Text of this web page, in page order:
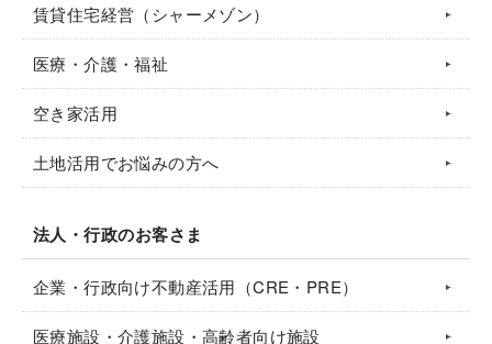
賃貸住宅経営（シャーメゾン）
医療・介護・福祉
空き家活用
土地活用でお悩みの方へ
法人・行政のお客さま
企業・行政向け不動産活用（CRE・PRE）
医療施設・介護施設・高齢者向け施設